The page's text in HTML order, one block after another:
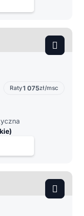
Raty1 075zł/msc